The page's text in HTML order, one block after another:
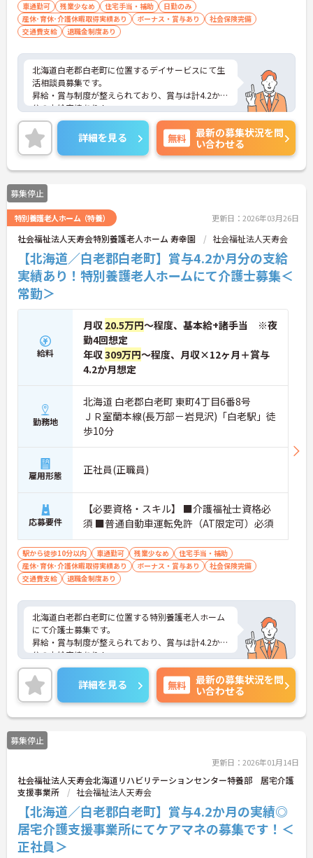
車通勤可 残業少なめ 住宅手当・補助
日勤のみ
産休･育休･介護休暇取得実績あり
ボーナス・賞与あり
社会保険完備
交通費支給
退職金制度あり
北海道白老郡白老町に位置するデイサービスにて生
活相談員募集です。
昇給・賞与制度が整えられており、賞与は計4.2か月
分の支給実績あり！
頑張る職員にしっかりと還元されています。
ご興味のある方には、面接対策ポイントなど、さら
に詳細をお話いたしますので、お気軽にご相談くだ
さい。
詳細を見る 無料
最新の募集状況を問
い合わせる
募集停止
特別養護老人ホーム（特養） 更新日：2026年03月26日
社会福祉法人天寿会特別養護老人ホーム 寿幸園 社会福祉法人天寿会
【北海道／白老郡白老町】賞与4.2か月分の支給
実績あり！特別養護老人ホームにて介護士募集＜
常勤＞
給料
月収 20.5万円～程度、基本給+諸手当 ※夜
勤4回想定
年収309万円～程度、月収×12ヶ月＋賞与
4.2か月想定
勤務地
北海道 白老郡白老町 東町4丁目6番8号
ＪＲ室蘭本線(長万部－岩見沢)「白老駅」徒
歩10分
雇用形態 正社員(正職員)
応募要件
【必要資格・スキル】 ■介護福祉士資格必
須 ■普通自動車運転免許（AT限定可）必須
駅から徒歩10分以内 車通勤可 残業少なめ
住宅手当・補助
産休･育休･介護休暇取得実績あり
ボーナス・賞与あり
社会保険完備
交通費支給
退職金制度あり
北海道白老郡白老町に位置する特別養護老人ホーム
にて介護士募集です。
昇給・賞与制度が整えられており、賞与は計4.2か月
分の支給実績あり！
頑張る職員にしっかりと還元されています。
ご興味のある方には、面接対策ポイントなど、さら
に詳細をお話いたしますので、お気軽にご相談くだ
さい。
詳細を見る 無料
最新の募集状況を問
い合わせる
募集停止
更新日：2026年01月14日
社会福祉法人天寿会北海道リハビリテーションセンター特養部 居宅介護
支援事業所
社会福祉法人天寿会
【北海道／白老郡白老町】賞与4.2か月の実績◎
居宅介護支援事業所にてケアマネの募集です！＜
正社員＞